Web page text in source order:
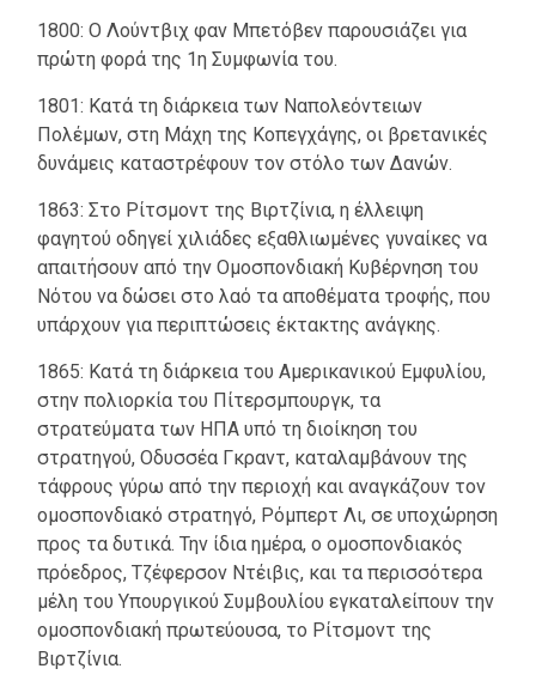
1800: Ο Λούντβιχ φαν Μπετόβεν παρουσιάζει για
πρώτη φορά της 1η Συμφωνία του.
1801: Κατά τη διάρκεια των Ναπολεόντειων
Πολέμων, στη Μάχη της Κοπεγχάγης, οι βρετανικές
δυνάμεις καταστρέφουν τον στόλο των Δανών.
1863: Στο Ρίτσμοντ της Βιρτζίνια, η έλλειψη
φαγητού οδηγεί χιλιάδες εξαθλιωμένες γυναίκες να
απαιτήσουν από την Ομοσπονδιακή Κυβέρνηση του
Νότου να δώσει στο λαό τα αποθέματα τροφής, που
υπάρχουν για περιπτώσεις έκτακτης ανάγκης.
1865: Κατά τη διάρκεια του Αμερικανικού Εμφυλίου,
στην πολιορκία του Πίτερσμπουργκ, τα
στρατεύματα των ΗΠΑ υπό τη διοίκηση του
στρατηγού, Οδυσσέα Γκραντ, καταλαμβάνουν της
τάφρους γύρω από την περιοχή και αναγκάζουν τον
ομοσπονδιακό στρατηγό, Ρόμπερτ Λι, σε υποχώρηση
προς τα δυτικά. Την ίδια ημέρα, ο ομοσπονδιακός
πρόεδρος, Τζέφερσον Ντέιβις, και τα περισσότερα
μέλη του Υπουργικού Συμβουλίου εγκαταλείπουν την
ομοσπονδιακή πρωτεύουσα, το Ρίτσμοντ της
Βιρτζίνια.